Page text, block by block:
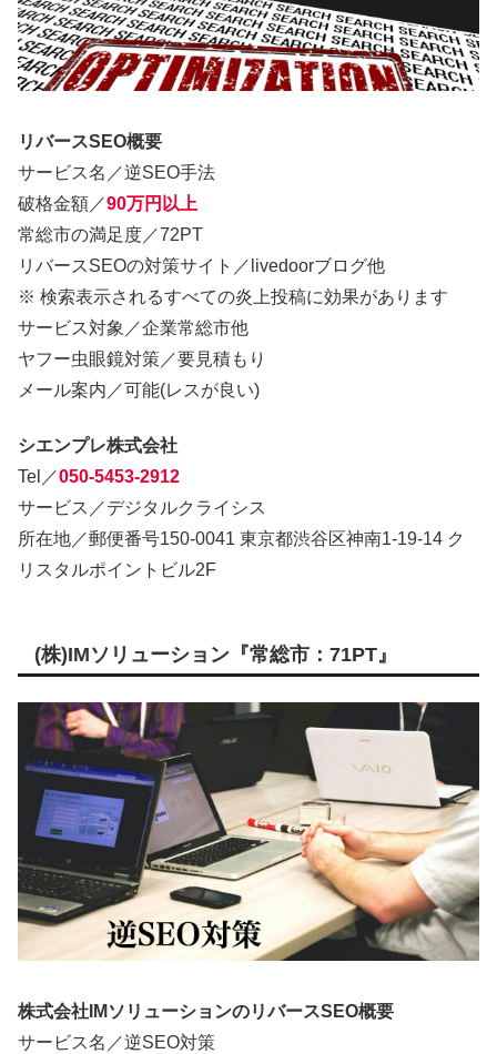
リバースSEO概要
サービス名／逆SEO手法
破格金額／90万円以上
常総市の満足度／72PT
リバースSEOの対策サイト／livedoorブログ他
※ 検索表示されるすべての炎上投稿に効果があります
サービス対象／企業常総市他
ヤフー虫眼鏡対策／要見積もり
メール案内／可能(レスが良い)
シエンプレ株式会社
Tel／050-5453-2912
サービス／デジタルクライシス
所在地／郵便番号150-0041 東京都渋谷区神南1-19-14 ク
リスタルポイントビル2F
(株)IMソリューション『常総市：71PT』
株式会社IMソリューションのリバースSEO概要
サービス名／逆SEO対策